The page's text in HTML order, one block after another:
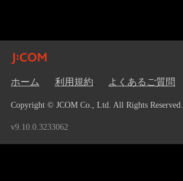
ホーム 利用規約 よくあるご質問
Copyright © JCOM Co., Ltd. All Rights Reserved.
v9.10.0.3233062